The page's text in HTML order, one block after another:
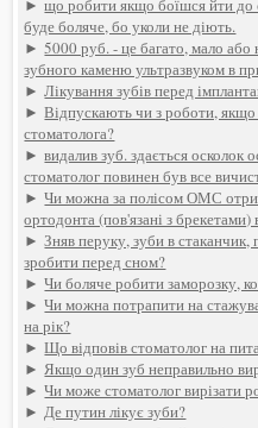
►що робити якщо боїшся йти до
буде боляче, бо уколи не діють.
►5000 руб. - це багато, мало
зубного каменю ультразвуком в
►Лікування зубів перед
►Відпускають чи з роботи, якщо
стоматолога?
►видалив зуб. здається осколок
стоматолог повинен був все
►Чи можна за полісом ОМС
ортодонта (пов'язані з брекетами)
►Зняв перуку, зуби в
зробити перед сном?
►Чи боляче робити заморозку,
►Чи можна потрапити на
на рік?
►Що відповів стоматолог на
►Якщо один зуб неправильно
►Чи може стоматолог вирізати
►Де путин лікує зуби?